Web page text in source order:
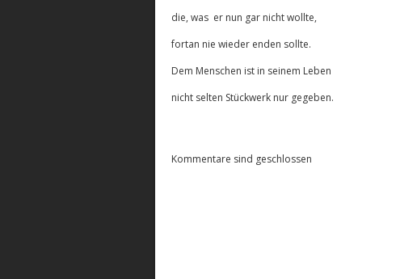
die, was er nun gar nicht wollte,
fortan nie wieder enden sollte.
Dem Menschen ist in seinem Leben
nicht selten Stückwerk nur gegeben.
Kommentare sind geschlossen